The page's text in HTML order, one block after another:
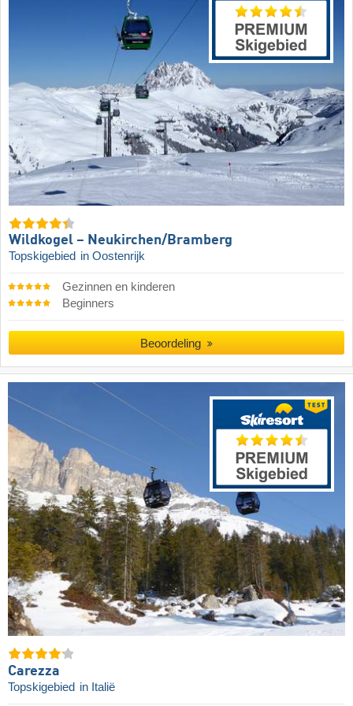
Wildkogel – Neukirchen/​Bramberg
Topskigebied in Oostenrijk
Gezinnen en kinderen
Beginners
Beoordeling
Carezza
Topskigebied in Italië